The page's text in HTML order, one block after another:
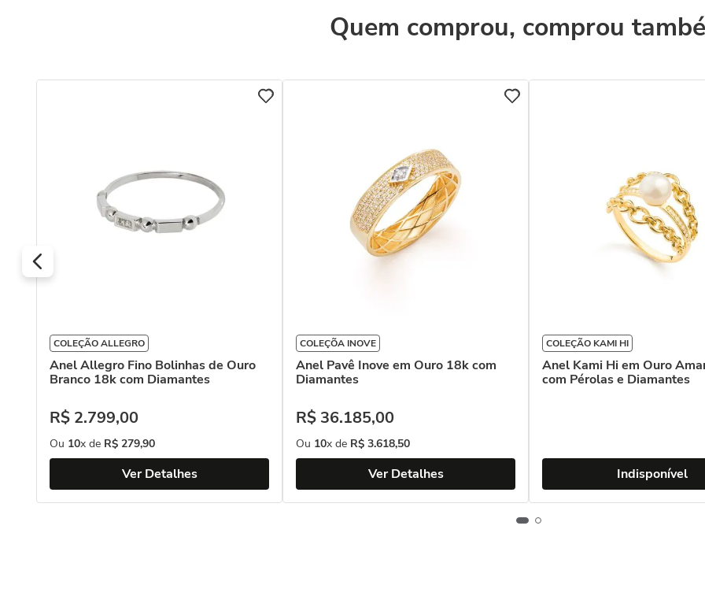
Quem comprou, comprou
COLEÇÃO ALLEGRO
Anel Allegro Fino Bolinhas de Ouro
Branco 18k com Diamantes
R$ 2.799,00
Ou 10x de R$ 279,90
Ver Detalhes
COLEÇÕA INOVE
Anel Pavê Inove em Ouro 18k com
Diamantes
R$ 36.185,00
Ou 10x de R$ 3.618,50
Ver Detalhes
COLEÇÃO KAMI HI
Anel Kami Hi em Ouro
com Pérolas e Diamantes
Indisponível